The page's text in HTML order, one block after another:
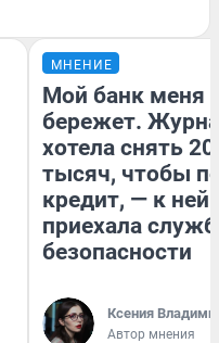
МНЕНИЕ
Мой банк меня
бережет.
хотела снять
тысяч, чтобы
кредит, — к
приехала
безопасности
Ксения
Автор мнения